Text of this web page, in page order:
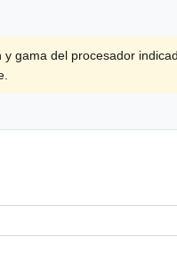
gama del procesador